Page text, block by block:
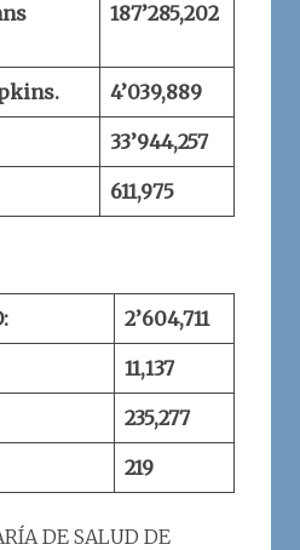
187’285,202
4’039,889
33’944,257
611,975
2’604,711
11,137
235,277
219
DE SALUD DE